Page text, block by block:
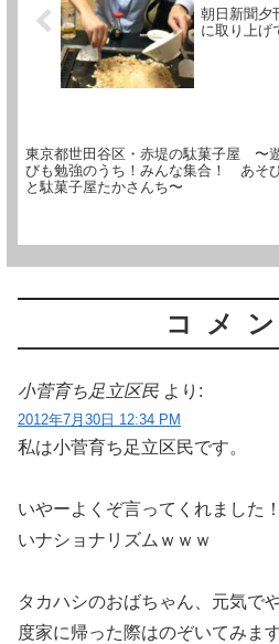
朝日新聞夕
に取り上げ
東京都世田谷区・赤堤の駄菓子屋 〜
びも勉強のうち！みんな集合！ あそ
と駄菓子屋たかさんち〜
コメ
小菅育ち足立区民 より:
2012年7月30日 12:34 PM
私は小菅育ち足立区民です。
いやーよくぞ言ってくれました
いナショナリズムｗｗｗ
タカハシのおばちゃん、元気で
度家に帰った際はのぞいてみます